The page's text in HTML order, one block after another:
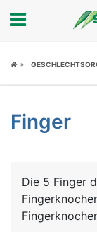
Fokus
Symptome
News
Finger
Die 5 Finger